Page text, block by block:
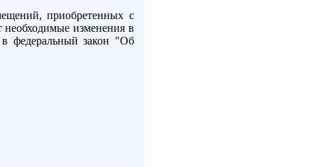
приобретенных с
изменения в
федеральный закон "Об